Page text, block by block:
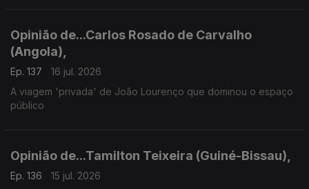
Opinião de...Carlos Rosado de Carvalho
(Angola),
Ep. 137
16 jul. 2026
A viagem 'privada' de João Lourenço que dominou o espaço
público
Opinião de...Tamilton Teixeira (Guiné-Bissau),
Ep. 136
15 jul. 2026